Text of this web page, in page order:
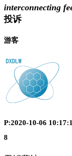
interconnecting
投诉
游客
P:2020-10-06
8